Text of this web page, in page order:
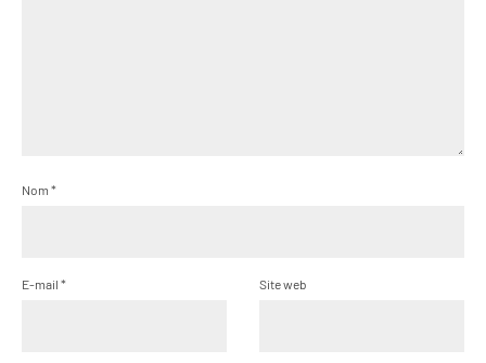
Nom *
E-mail * Site web